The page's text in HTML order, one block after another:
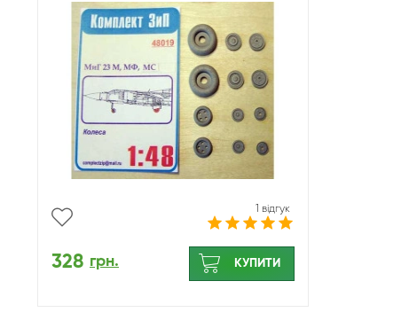
1 відгук
328 грн. КУПИТИ